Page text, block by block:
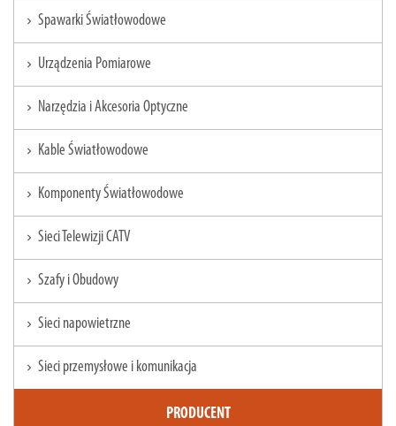
chevron_right Spawarki Światłowodowe
chevron_right Urządzenia Pomiarowe
chevron_right Narzędzia i Akcesoria Optyczne
chevron_right Kable Światłowodowe
chevron_right Komponenty Światłowodowe
chevron_right Sieci Telewizji CATV
chevron_right Szafy i Obudowy
chevron_right Sieci napowietrzne
chevron_right Sieci przemysłowe i komunikacja
PRODUCENT